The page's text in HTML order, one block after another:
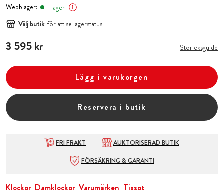
Webblager:
I lager
Välj butik för att se lagerstatus
Pris:3 595 kr
3 595 kr Storleksguide
Lägg i varukorgen
Reservera i butik
FRI FRAKT
AUKTORISERAD BUTIK
FÖRSÄKRING & GARANTI
Klockor Damklockor Varumärken Tissot